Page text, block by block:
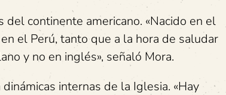
continente americano. «Nacido en el
el Perú, tanto que a la hora de saludar
y no en inglés», señaló Mora.
internas de la Iglesia. «Hay